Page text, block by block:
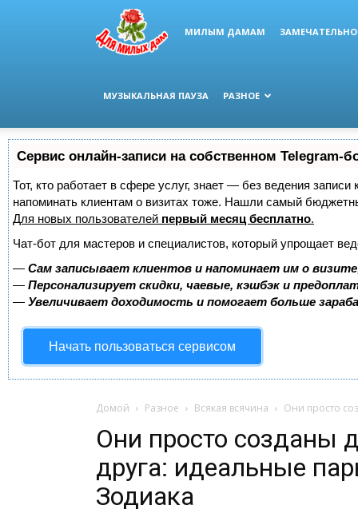
МИЛЫМ ДАМАМ
МУЗЫКАЛЬНАЯ ПАУЗА РАЗНОЕ
Сервис онлайн-записи на собственном Telegram-
Тот, кто работает в сфере услуг, знает — без ведения
напоминать клиентам о визитах тоже. Нашли самый
Для новых пользователей первый месяц бесплатно.
Чат-бот для мастеров и специалистов, который упрощает
— Сам записывает клиентов и напоминает им о
— Персонализирует скидки, чаевые, кэшбэк и
— Увеличивает доходимость и помогает больше
Начать пользоваться сервисом
Домой Разное Всякая всячина Они просто
Они просто созданы
друга: идеальные
Зодиака